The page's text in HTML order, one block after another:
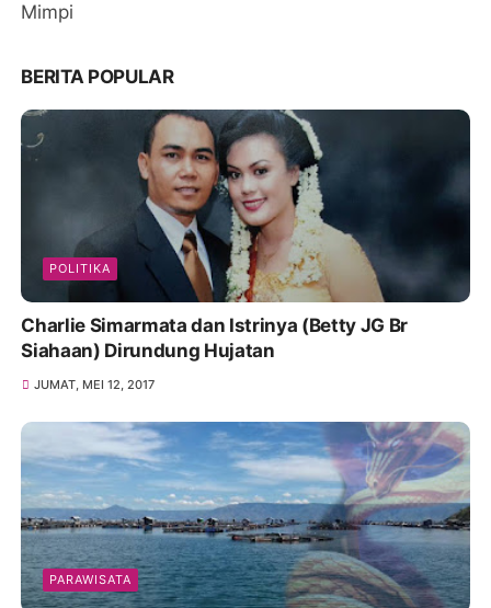
Mimpi
BERITA POPULAR
POLITIKA
Charlie Simarmata dan Istrinya (Betty JG Br
Siahaan) Dirundung Hujatan
JUMAT, MEI 12, 2017
PARAWISATA